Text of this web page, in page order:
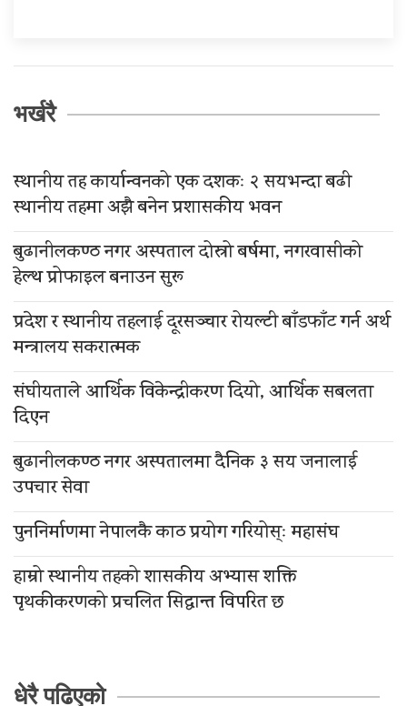
भर्खरै
स्थानीय तह कार्यान्वनको एक दशकः २ सयभन्दा बढी
स्थानीय तहमा अझै बनेन प्रशासकीय भवन
बुढानीलकण्ठ नगर अस्पताल दोस्रो बर्षमा, नगरवासीको
हेल्थ प्रोफाइल बनाउन सुरू
प्रदेश र स्थानीय तहलाई दूरसञ्चार रोयल्टी बाँडफाँट गर्न अर्थ
मन्त्रालय सकरात्मक
संघीयताले आर्थिक विकेन्द्रीकरण दियो, आर्थिक सबलता
दिएन
बुढानीलकण्ठ नगर अस्पतालमा दैनिक ३ सय जनालाई
उपचार सेवा
पुननिर्माणमा नेपालकै काठ प्रयोग गरियोस्ः महासंघ
हाम्रो स्थानीय तहको शासकीय अभ्यास शक्ति
पृथकीकरणको प्रचलित सिद्धान्त विपरित छ
धेरै पढिएको